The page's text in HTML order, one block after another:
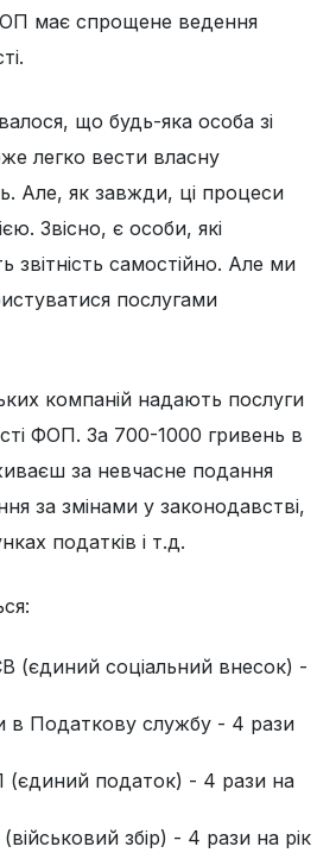
має спрощене ведення
що будь-яка особа зі
легко вести власну
Але, як завжди, ці процеси
Звісно, є особи, які
звітність самостійно. Але ми
послугами
компаній надають послуги
ФОП. За 700-1000 гривень в
за невчасне подання
за змінами у законодавстві,
податків і т.д.
(єдиний соціальний внесок) -
в Податкову службу - 4 рази
(єдиний податок) - 4 рази на
збір) - 4 рази на рік